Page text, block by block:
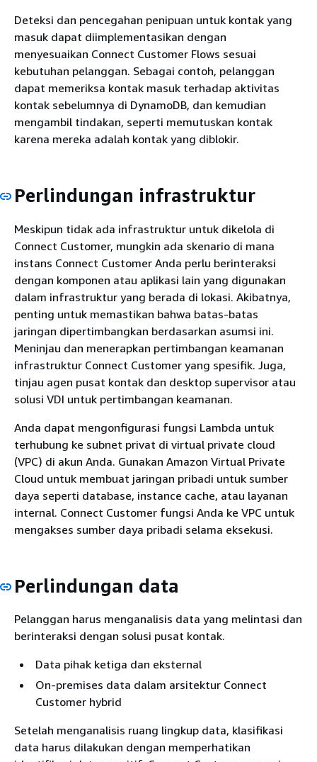
Deteksi dan pencegahan penipuan untuk kontak yang
masuk dapat diimplementasikan dengan
menyesuaikan Connect Customer Flows sesuai
kebutuhan pelanggan. Sebagai contoh, pelanggan
dapat memeriksa kontak masuk terhadap aktivitas
kontak sebelumnya di DynamoDB, dan kemudian
mengambil tindakan, seperti memutuskan kontak
karena mereka adalah kontak yang diblokir.
Perlindungan infrastruktur
Meskipun tidak ada infrastruktur untuk dikelola di
Connect Customer, mungkin ada skenario di mana
instans Connect Customer Anda perlu berinteraksi
dengan komponen atau aplikasi lain yang digunakan
dalam infrastruktur yang berada di lokasi. Akibatnya,
penting untuk memastikan bahwa batas-batas
jaringan dipertimbangkan berdasarkan asumsi ini.
Meninjau dan menerapkan pertimbangan keamanan
infrastruktur Connect Customer yang spesifik. Juga,
tinjau agen pusat kontak dan desktop supervisor atau
solusi VDI untuk pertimbangan keamanan.
Anda dapat mengonfigurasi fungsi Lambda untuk
terhubung ke subnet privat di virtual private cloud
(VPC) di akun Anda. Gunakan Amazon Virtual Private
Cloud untuk membuat jaringan pribadi untuk sumber
daya seperti database, instance cache, atau layanan
internal. Connect Customer fungsi Anda ke VPC untuk
mengakses sumber daya pribadi selama eksekusi.
Perlindungan data
Pelanggan harus menganalisis data yang melintasi dan
berinteraksi dengan solusi pusat kontak.
Data pihak ketiga dan eksternal
On-premises data dalam arsitektur Connect
Customer hybrid
Setelah menganalisis ruang lingkup data, klasifikasi
data harus dilakukan dengan memperhatikan